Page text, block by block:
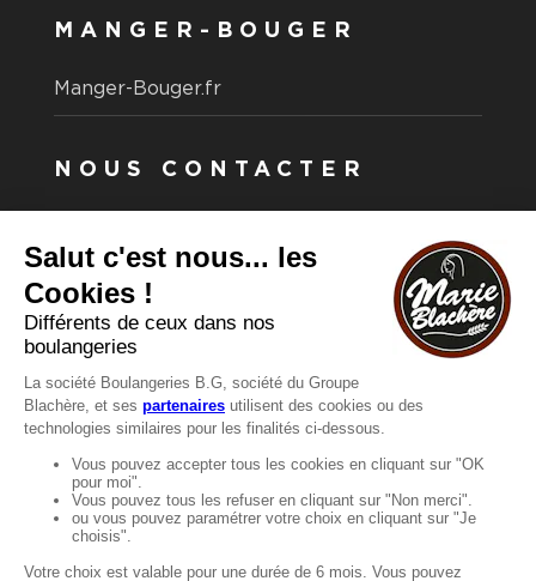
MANGER-BOUGER
Manger-Bouger.fr
NOUS CONTACTER
Vous souhaitez nous contacter ?
Consultez notre FAQ.
FAQ
Recrutement
MENTIONS
Mentions légales